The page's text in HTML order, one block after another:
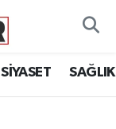
SİYASET SAĞLIK